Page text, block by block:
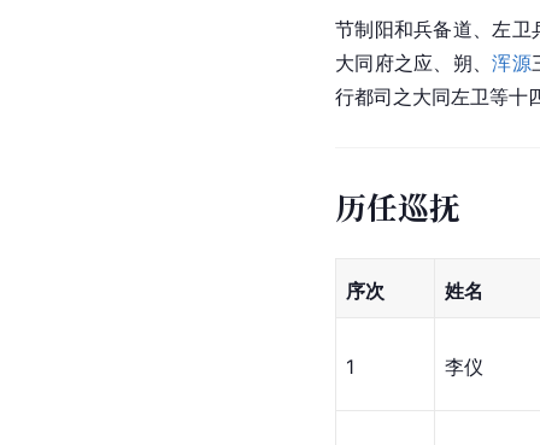
节制阳和兵备道、左
大同府之应、朔、浑源
行都司之大同左卫等十
历任巡抚
序次 姓名
1 李仪